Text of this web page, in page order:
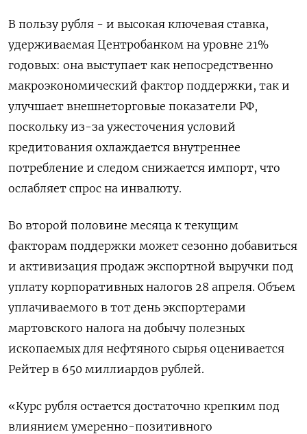
В пользу рубля - и высокая ключевая ставка,
удерживаемая Центробанком на уровне 21%
годовых: она выступает как непосредственно
макроэкономический фактор поддержки, так и
улучшает внешнеторговые показатели РФ,
поскольку из-за ужесточения условий
кредитования охлаждается внутреннее
потребление и следом снижается импорт, что
ослабляет спрос на инвалюту.
Во второй половине месяца к текущим
факторам поддержки может сезонно добавиться
и активизация продаж экспортной выручки под
уплату корпоративных налогов 28 апреля. Объем
уплачиваемого в тот день экспортерами
мартовского налога на добычу полезных
ископаемых для нефтяного сырья оценивается
Рейтер в 650 миллиардов рублей.
«Курс рубля остается достаточно крепким под
влиянием умеренно-позитивного